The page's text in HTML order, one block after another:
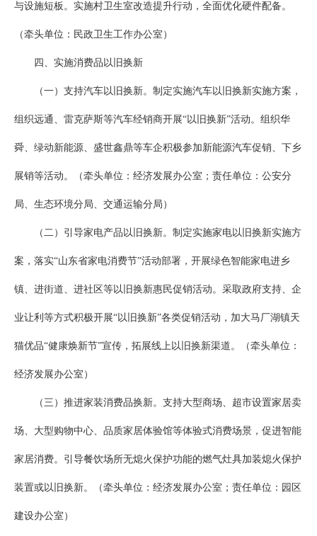
与设施短板。实施村卫生室改造提升行动，全面优化硬件配备。
（牵头单位：民政卫生工作办公室）
四、实施消费品以旧换新
（一）支持汽车以旧换新。制定实施汽车以旧换新实施方案，
组织远通、雷克萨斯等汽车经销商开展“以旧换新”活动。组织华
舜、绿动新能源、盛世鑫鼎等车企积极参加新能源汽车促销、下乡
展销等活动。（牵头单位：经济发展办公室；责任单位：公安分
局、生态环境分局、交通运输分局）
（二）引导家电产品以旧换新。制定实施家电以旧换新实施方
案，落实“山东省家电消费节”活动部署，开展绿色智能家电进乡
镇、进街道、进社区等以旧换新惠民促销活动。采取政府支持、企
业让利等方式积极开展“以旧换新”各类促销活动，加大马厂湖镇天
猫优品“健康焕新节”宣传，拓展线上以旧换新渠道。（牵头单位：
经济发展办公室）
（三）推进家装消费品换新。支持大型商场、超市设置家居卖
场、大型购物中心、品质家居体验馆等体验式消费场景，促进智能
家居消费。引导餐饮场所无熄火保护功能的燃气灶具加装熄火保护
装置或以旧换新。（牵头单位：经济发展办公室；责任单位：园区
建设办公室）